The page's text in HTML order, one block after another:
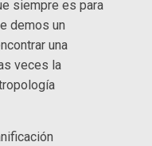
siempre es para
demos un
una
veces la